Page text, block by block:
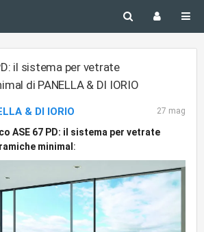
il sistema per vetrate
di PANELLA & DI IORIO
27 mag
& DI IORIO
ASE 67 PD: il sistema per vetrate
minimal :